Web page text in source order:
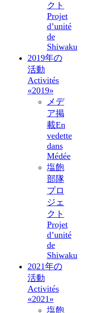
クト
Projet
d’unité
de
Shiwaku
2019年の
活動
Activités
«2019»
メデ
ア掲
載En
vedette
dans
Médée
塩飽
部隊
プロ
ジェ
クト
Projet
d’unité
de
Shiwaku
2021年の
活動
Activités
«2021»
塩飽